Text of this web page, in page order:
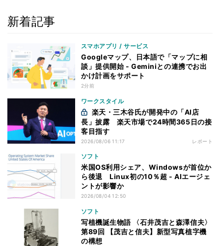
新着記事
スマホアプリ / サービス
Googleマップ、日本語で「マップに相
談」提供開始 - Geminiとの連携でお出
かけ計画をサポート
2分前
ワークスタイル
長」披露 楽天市場で24時間365日の接
客目指す
2026/08/06 11:17 レポート
ソフト
米国OS利用シェア、Windowsが首位か
ら後退 Linux初の10％超 - AIエージェ
ントが影響か
2026/08/04 12:50
ソフト
写植機誕生物語 〈石井茂吉と森澤信夫〉
第89回 【茂吉と信夫】新型写真植字機
の構想